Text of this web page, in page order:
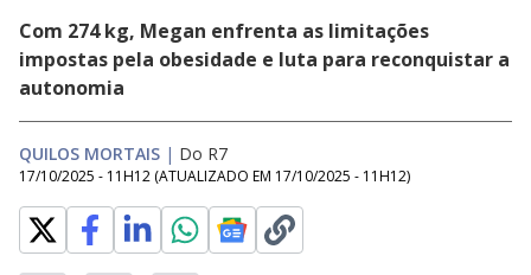
Com 274 kg, Megan enfrenta as limitações
impostas pela obesidade e luta para reconquistar a
autonomia
QUILOS MORTAIS | Do R7
17/10/2025 - 11H12 (ATUALIZADO EM 17/10/2025 - 11H12)